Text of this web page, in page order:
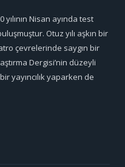
Nisan ayında test
Otuz yılı aşkın bir
çevrelerinde saygın bir
Dergisi’nin düzeyli
yayıncılık yaparken de